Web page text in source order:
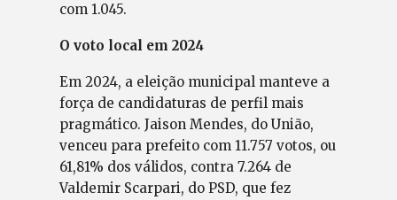
com 1.045.
O voto local em 2024
Em 2024, a eleição municipal manteve a
força de candidaturas de perfil mais
pragmático. Jaison Mendes, do União,
venceu para prefeito com 11.757 votos, ou
61,81% dos válidos, contra 7.264 de
Valdemir Scarpari, do PSD, que fez